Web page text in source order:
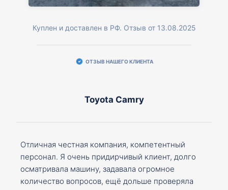
Куплен и доставлен в РФ. Отзыв от 13.08.2025
ОТЗЫВ НАШЕГО КЛИЕНТА
Toyota Camry
Отличная честная компания, компетентный
персонал. Я очень придирчивый клиент, долго
осматривала машину, задавала огромное
количество вопросов, ещё дольше проверяла